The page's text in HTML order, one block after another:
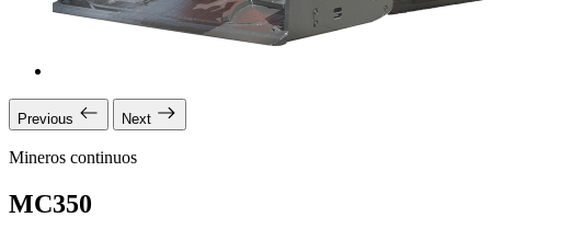
Previous Next
Mineros continuos
MC350